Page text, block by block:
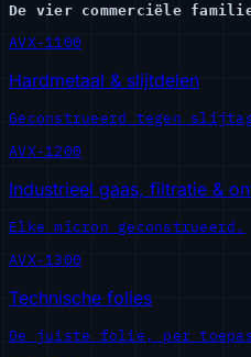
De vier commerciële
AVX-1100
Hardmetaal & slijtdelen
Geconstrueerd tegen
AVX-1200
Industrieel gaas, filtratie &
Elke micron geconstrueerd.
AVX-1300
Technische folies
De juiste folie, per